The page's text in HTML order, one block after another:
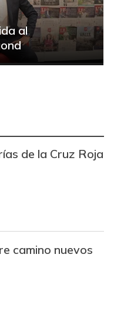
al
de la Cruz Roja
camino nuevos